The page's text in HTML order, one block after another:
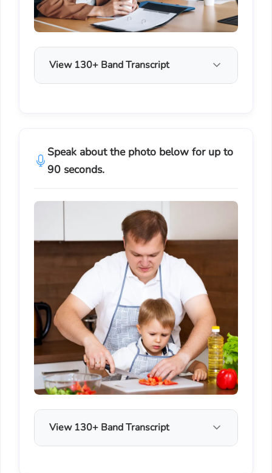
View 130+ Band Transcript
Speak about the photo below for up to
90 seconds.
View 130+ Band Transcript